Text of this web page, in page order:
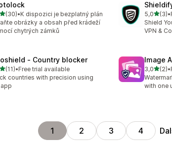
z 5 hvězd
(30)počet recenzí: 30
•K dispozici je bezplatný plán
obrázky a obsah před krádeží
chytrých zámků
5,0z 5(3)
Celkový•
Shield
VPN &
‑ Country blocker
z 5 hvězd
(11)počet recenzí: 11
•Free trial available
countries with precision using
Image
3,0z 5(2)
Celkový•
with one
1 2 3 4